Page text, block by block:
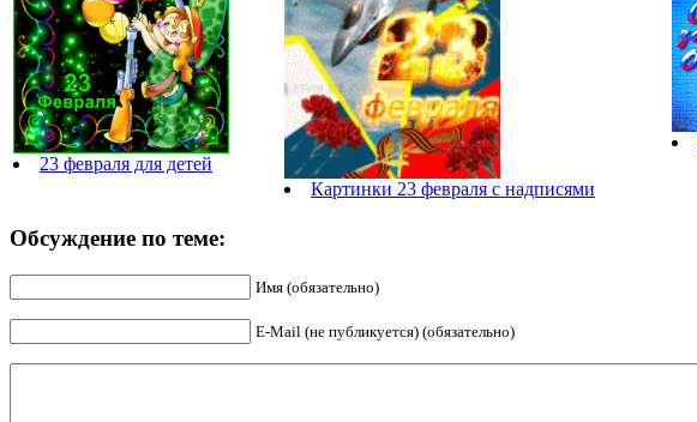
23 февраля для детей
Картинки 23 февраля с надписями
Обсуждение по теме:
Имя (обязательно)
E-Mail (не публикуется) (обязательно)